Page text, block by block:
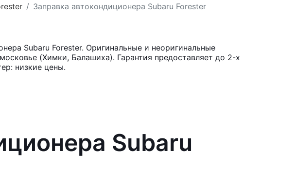
Заправка автокондиционера Subaru Forester
Subaru Forester. Оригинальные и неоригинальные
(Химки, Балашиха). Гарантия предоставляет до 2-х
низкие цены.
Subaru